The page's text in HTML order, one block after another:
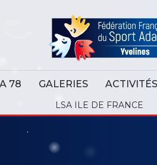
78 GALERIES
LSA ILE DE FRANCE